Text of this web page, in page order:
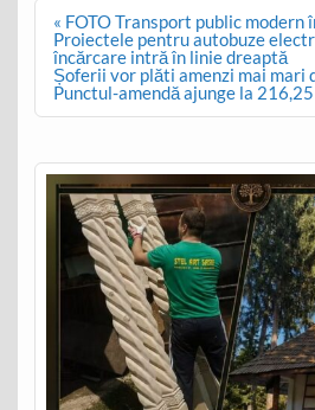
Post
navigation
« FOTO Transport public modern
Proiectele pentru autobuze
încărcare intră în linie dreaptă
Șoferii vor plăti amenzi mai mari
Punctul-amendă ajunge la 216,25